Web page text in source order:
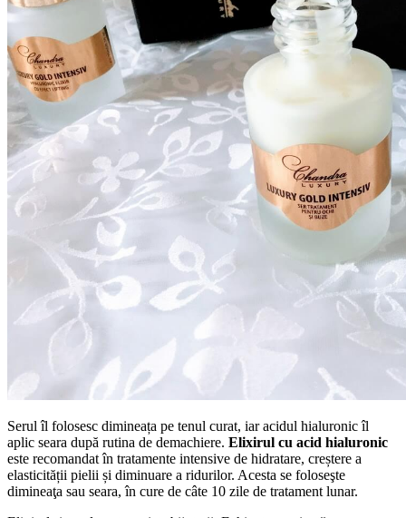
Serul îl folosesc dimineața pe tenul curat, iar acidul hialuronic îl
aplic seara după rutina de demachiere. Elixirul cu acid hialuronic
este recomandat în tratamente intensive de hidratare, creștere a
elasticității pielii și diminuare a ridurilor. Acesta se foloseşte
dimineaţa sau seara, în cure de câte 10 zile de tratament lunar.